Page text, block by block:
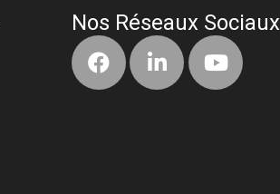
Nos Réseaux Sociaux